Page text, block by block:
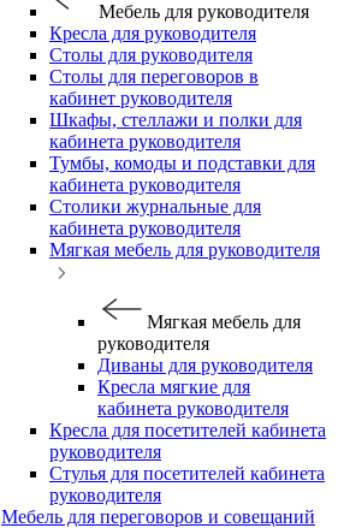
Мебель для руководителя
Кресла для руководителя
Столы для руководителя
Столы для переговоров в
кабинет руководителя
Шкафы, стеллажи и полки для
кабинета руководителя
Тумбы, комоды и подставки для
кабинета руководителя
Столики журнальные для
кабинета руководителя
Мягкая мебель для руководителя
Мягкая мебель для
руководителя
Диваны для руководителя
Кресла мягкие для
кабинета руководителя
Кресла для посетителей кабинета
руководителя
Стулья для посетителей кабинета
руководителя
Мебель для переговоров и совещаний